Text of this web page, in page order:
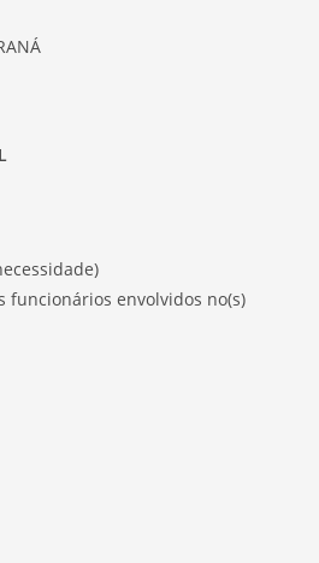
funcionários envolvidos no(s)